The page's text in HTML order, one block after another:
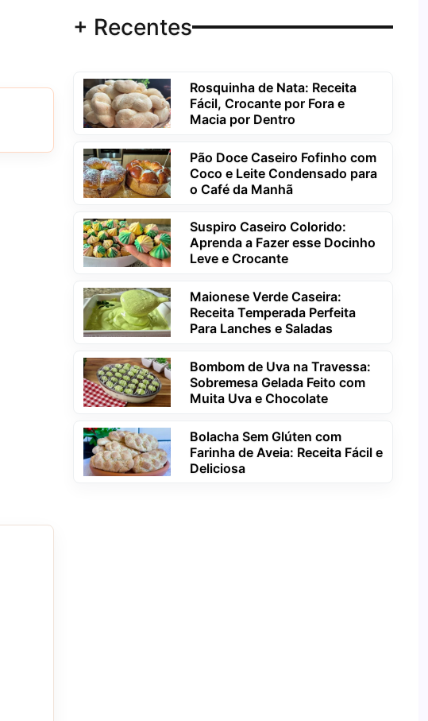
+ Recentes
Rosquinha de Nata: Receita
Fácil, Crocante por Fora e
Macia por Dentro
Pão Doce Caseiro Fofinho com
Coco e Leite Condensado para
o Café da Manhã
Suspiro Caseiro Colorido:
Aprenda a Fazer esse Docinho
Leve e Crocante
Maionese Verde Caseira:
Receita Temperada Perfeita
Para Lanches e Saladas
Bombom de Uva na Travessa:
Sobremesa Gelada Feito com
Muita Uva e Chocolate
Bolacha Sem Glúten com
Farinha de Aveia: Receita Fácil e
Deliciosa